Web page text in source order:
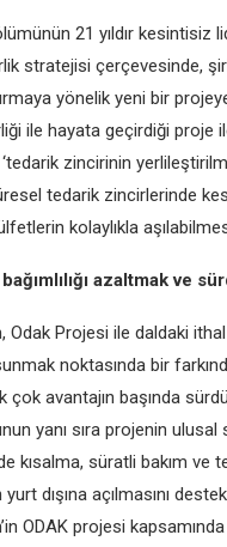
21 yıldır
stratejisi çerçevesinde,
yönelik yeni bir
ile hayata geçirdiği proje
‘tedarik zincirinin
tedarik zincirlerinde
kolaylıkla
azaltmak ve
Odak Projesi ile daldaki ithal
noktasında bir
çok avantajın başında
yanı sıra projenin
kısalma, süratli bakım ve
dışına açılmasını
ODAK projesi